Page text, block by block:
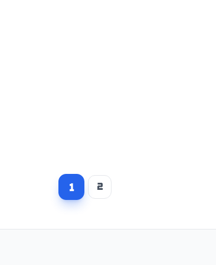
1 2